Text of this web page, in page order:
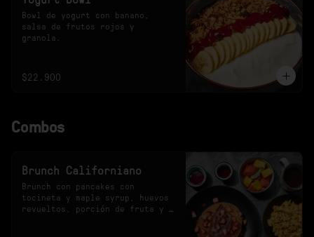
Bowl de yogurt con banano,
salsa de frutos rojos y
granola.
$22.900
Combos
Brunch Californiano
Brunch con pancakes con
tocineta y maple syrup, huevos
revueltos, porción de fruta y